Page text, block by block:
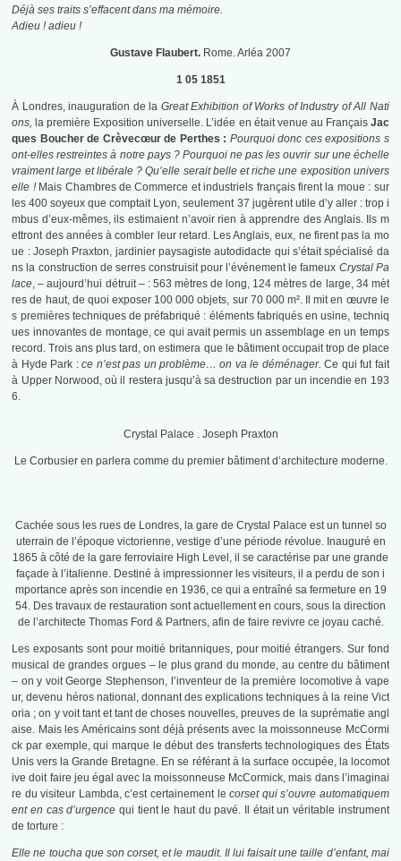
Déjà ses traits s’effacent dans ma mémoire.
Adieu ! adieu !
Gustave Flaubert. Rome. Arléa 2007
1 05 1851
À Londres, inauguration de la Great Exhibition of Works of Industry of All Nati
ons, la première Exposition universelle. L’idée en était venue au Français Jac
ques Boucher de Crèvecœur de Perthes : Pourquoi donc ces expositions s
ont-elles restreintes à notre pays ? Pourquoi ne pas les ouvrir sur une échelle
vraiment large et libérale ? Qu’elle serait belle et riche une exposition univers
elle ! Mais Chambres de Commerce et industriels français firent la moue : sur
les 400 soyeux que comptait Lyon, seulement 37 jugèrent utile d’y aller : trop i
mbus d’eux-mêmes, ils estimaient n’avoir rien à apprendre des Anglais. Ils m
ettront des années à combler leur retard. Les Anglais, eux, ne firent pas la mo
ue : Joseph Praxton, jardinier paysagiste autodidacte qui s’était spécialisé da
ns la construction de serres construisit pour l’événement le fameux Crystal Pa
lace, – aujourd’hui détruit – : 563 mètres de long, 124 mètres de large, 34 mèt
res de haut, de quoi exposer 100 000 objets, sur 70 000 m². Il mit en œuvre le
s premières techniques de préfabriqué : éléments fabriqués en usine, techniq
ues innovantes de montage, ce qui avait permis un assemblage en un temps
record. Trois ans plus tard, on estimera que le bâtiment occupait trop de place
à Hyde Park :ce n’est pas un problème… on va le déménager.Ce qui fut fait
à Upper Norwood, où il restera jusqu’à sa destruction par un incendie en 193
6.
Crystal Palace . Joseph Praxton
Le Corbusier en parlera comme du premier bâtiment d’architecture moderne.
Cachée sous les rues de Londres, la gare de Crystal Palace est un tunnel so
uterrain de l’époque victorienne, vestige d’une période révolue. Inauguré en
1865 à côté de la gare ferroviaire High Level, il se caractérise par une grande
façade à l’italienne. Destiné à impressionner les visiteurs, il a perdu de son i
mportance après son incendie en 1936, ce qui a entraîné sa fermeture en 19
54. Des travaux de restauration sont actuellement en cours, sous la direction
de l’architecte Thomas Ford & Partners, afin de faire revivre ce joyau caché.
Les exposants sont pour moitié britanniques, pour moitié étrangers. Sur fond
musical de grandes orgues – le plus grand du monde, au centre du bâtiment
– on y voit George Stephenson, l’inventeur de la première locomotive à vape
ur, devenu héros national, donnant des explications techniques à la reine Vict
oria ; on y voit tant et tant de choses nouvelles, preuves de la suprématie angl
aise. Mais les Américains sont déjà présents avec la moissonneuse McCormi
ck par exemple, qui marque le début des transferts technologiques des États
Unis vers la Grande Bretagne. En se référant à la surface occupée, la locomot
ive doit faire jeu égal avec la moissonneuse McCormick, mais dans l’imaginai
re du visiteur Lambda, c’est certainement lecorset qui s’ouvre automatiquem
ent en cas d’urgence qui tient le haut du pavé. Il était un véritable instrument
de torture :
Elle ne toucha que son corset, et le maudit. Il lui faisait une taille d’enfant, mai